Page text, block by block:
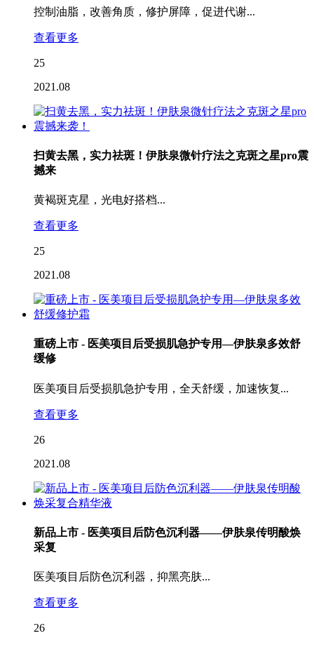
控制油脂，改善角质，修护屏障，促进代谢...
查看更多
25
2021.08
扫黄去黑，实力祛斑！伊肤泉微针疗法之克斑之星pro震
撼来
黄褐斑克星，光电好搭档...
查看更多
25
2021.08
重磅上市 - 医美项目后受损肌急护专用—伊肤泉多效舒
缓修
医美项目后受损肌急护专用，全天舒缓，加速恢复...
查看更多
26
2021.08
新品上市 - 医美项目后防色沉利器——伊肤泉传明酸焕
采复
医美项目后防色沉利器，抑黑亮肤...
查看更多
26